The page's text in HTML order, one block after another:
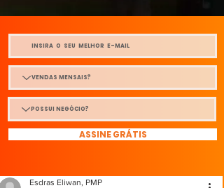
ASSINE GRÁTIS
Esdras Eliwan, PMP